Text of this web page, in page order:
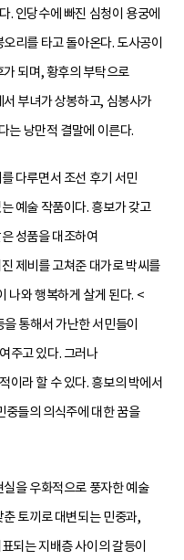
. 인당수에 빠진 심청이 용궁에
리를 타고 돌아온다. 도사공이
되며, 황후의 부탁으로
부녀가 상봉하고, 심봉사가
는 낭만적 결말에 이른다.
다루면서 조선 후기 서민
예술 작품이다. 흥보가 갖고
성품을 대조하여
제비를 고쳐준 대가로 박씨를
나와 행복하게 살게 된다. <
통해서 가난한 서민들이
주고 있다. 그러나
이라 할 수 있다. 흥보의 박에서
중들의 의식주에 대한 꿈을
을 우화적으로 풍자한 예술
토끼로 대변되는 민중과,
되는 지배층 사이의 갈등이